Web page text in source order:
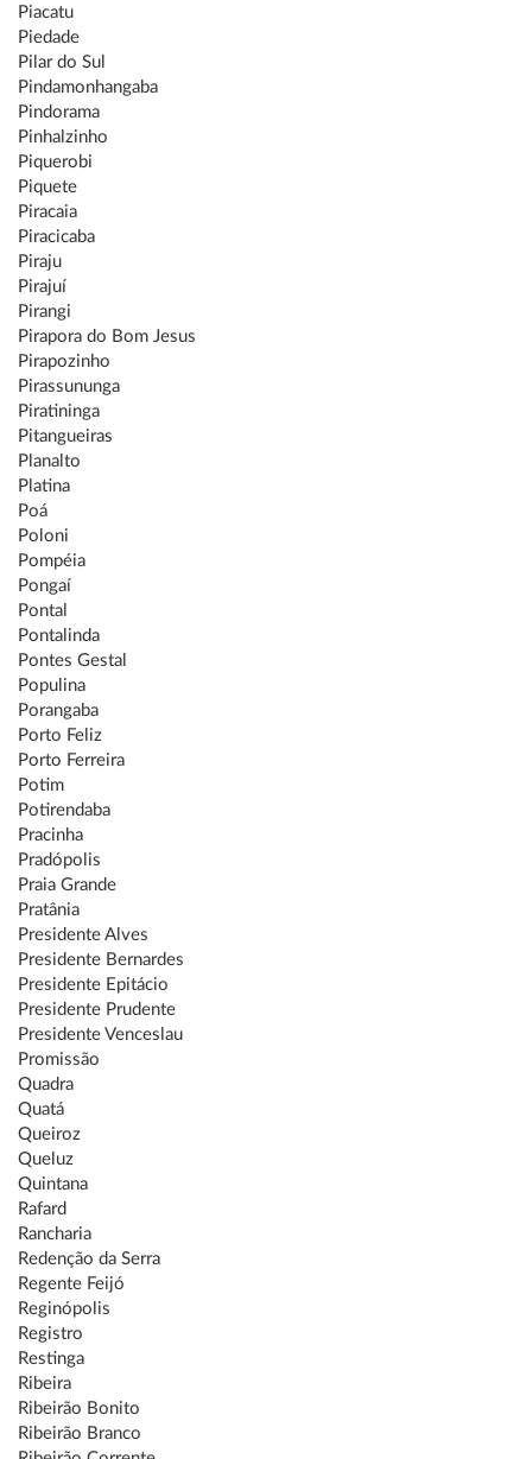
Piacatu
Piedade
Pilar do Sul
Pindamonhangaba
Pindorama
Pinhalzinho
Piquerobi
Piquete
Piracaia
Piracicaba
Piraju
Pirajuí
Pirangi
Pirapora do Bom Jesus
Pirapozinho
Pirassununga
Piratininga
Pitangueiras
Planalto
Platina
Poá
Poloni
Pompéia
Pongaí
Pontal
Pontalinda
Pontes Gestal
Populina
Porangaba
Porto Feliz
Porto Ferreira
Potim
Potirendaba
Pracinha
Pradópolis
Praia Grande
Pratânia
Presidente Alves
Presidente Bernardes
Presidente Epitácio
Presidente Prudente
Presidente Venceslau
Promissão
Quadra
Quatá
Queiroz
Queluz
Quintana
Rafard
Rancharia
Redenção da Serra
Regente Feijó
Reginópolis
Registro
Restinga
Ribeira
Ribeirão Bonito
Ribeirão Branco